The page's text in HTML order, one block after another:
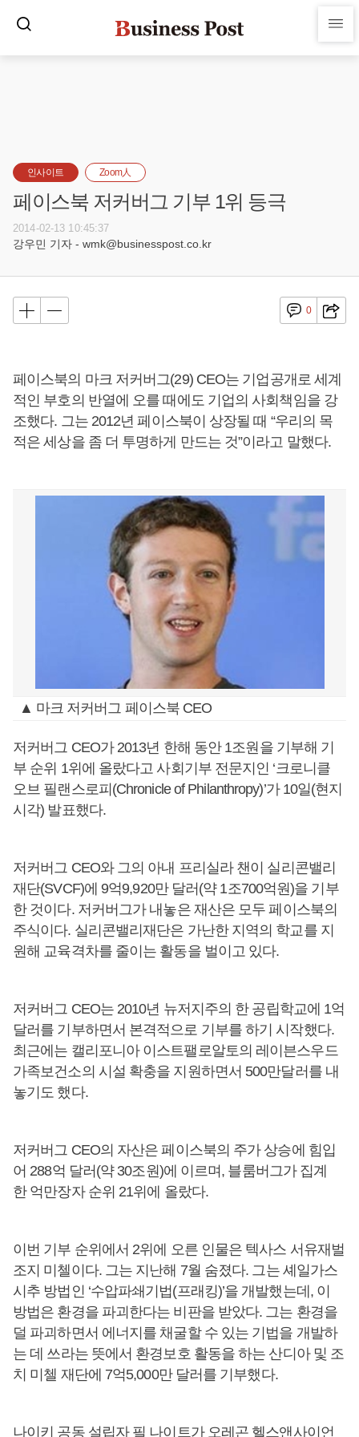
인사이트 Zoom人
페이스북 저커버그 기부 1위 등극
2014-02-13 10:45:37
강우민 기자 - wmk@businesspost.co.kr
0
페이스북의 마크 저커버그(29) CEO는 기업공개로 세계
적인 부호의 반열에 오를 때에도 기업의 사회책임을 강
조했다. 그는 2012년 페이스북이 상장될 때 “우리의 목
적은 세상을 좀 더 투명하게 만드는 것”이라고 말했다.
▲ 마크 저커버그 페이스북 CEO
저커버그 CEO가 2013년 한해 동안 1조원을 기부해 기
부 순위 1위에 올랐다고 사회기부 전문지인 ‘크로니클
오브 필랜스로피(Chronicle of Philanthropy)’가 10일(현지
시각) 발표했다.
저커버그 CEO와 그의 아내 프리실라 챈이 실리콘밸리
재단(SVCF)에 9억9,920만 달러(약 1조700억원)을 기부
한 것이다. 저커버그가 내놓은 재산은 모두 페이스북의
주식이다. 실리콘밸리재단은 가난한 지역의 학교를 지
원해 교육격차를 줄이는 활동을 벌이고 있다.
저커버그 CEO는 2010년 뉴저지주의 한 공립학교에 1억
달러를 기부하면서 본격적으로 기부를 하기 시작했다.
최근에는 캘리포니아 이스트팰로알토의 레이븐스우드
가족보건소의 시설 확충을 지원하면서 500만달러를 내
놓기도 했다.
저커버그 CEO의 자산은 페이스북의 주가 상승에 힘입
어 288억 달러(약 30조원)에 이르며, 블룸버그가 집계
한 억만장자 순위 21위에 올랐다.
이번 기부 순위에서 2위에 오른 인물은 텍사스 서유재벌
조지 미첼이다. 그는 지난해 7월 숨졌다. 그는 셰일가스
시추 방법인 ‘수압파쇄기법(프래킹)’을 개발했는데, 이
방법은 환경을 파괴한다는 비판을 받았다. 그는 환경을
덜 파괴하면서 에너지를 채굴할 수 있는 기법을 개발하
는 데 쓰라는 뜻에서 환경보호 활동을 하는 산디아 및 조
치 미첼 재단에 7억5,000만 달러를 기부했다.
나이키 공동 설립자 필 나이트가 오레곤 헬스앤사이언